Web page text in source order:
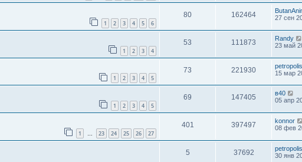
1 2 3 4 5 6
80 162464
27 сен
1 2 3 4
53 111873
Randy
23 май
1 2 3 4 5
73 221930
15 мар
1 2 3 4 5
69 147405
в40
05 апр
1 … 23 24 25 26 27
401 397497
konnor
08 фев
5 37692
30 янв